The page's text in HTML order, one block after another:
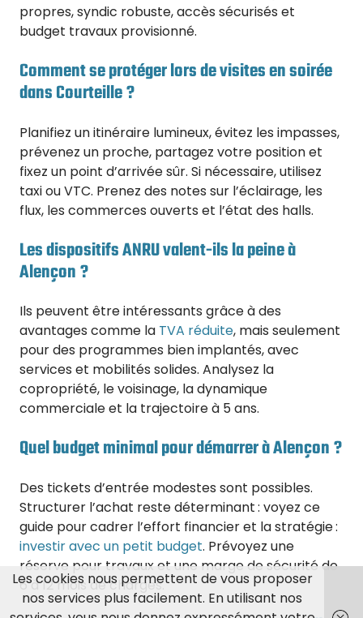
propres, syndic robuste, accès sécurisés et
budget travaux provisionné.
Comment se protéger lors de visites en soirée
dans Courteille ?
Planifiez un itinéraire lumineux, évitez les impasses,
prévenez un proche, partagez votre position et
fixez un point d’arrivée sûr. Si nécessaire, utilisez
taxi ou VTC. Prenez des notes sur l’éclairage, les
flux, les commerces ouverts et l’état des halls.
Les dispositifs ANRU valent-ils la peine à
Alençon ?
Ils peuvent être intéressants grâce à des
avantages comme la TVA réduite, mais seulement
pour des programmes bien implantés, avec
services et mobilités solides. Analysez la
copropriété, le voisinage, la dynamique
commerciale et la trajectoire à 5 ans.
Quel budget minimal pour démarrer à Alençon ?
Des tickets d’entrée modestes sont possibles.
Structurer l’achat reste déterminant : voyez ce
guide pour cadrer l’effort financier et la stratégie :
investir avec un petit budget. Prévoyez une
réserve pour travaux et une marge de sécurité de
6 à 12 mois de charges.
Les cookies nous permettent de vous proposer
nos services plus facilement. En utilisant nos